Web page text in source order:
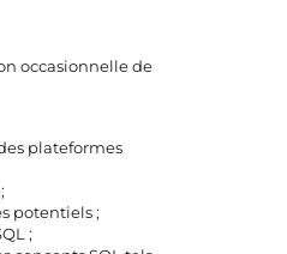
occasionnelle de
plateformes
potentiels ;
;